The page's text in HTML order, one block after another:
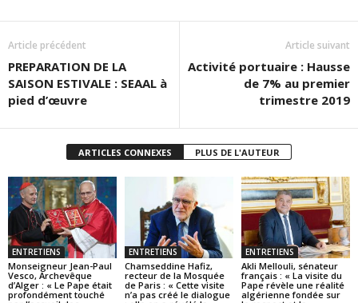
Article précédent
PREPARATION DE LA
SAISON ESTIVALE : SEAAL à
pied d’œuvre
Article suivant
Activité portuaire : Hausse
de 7% au premier
trimestre 2019
ARTICLES CONNEXES PLUS DE L'AUTEUR
ENTRETIENS
Monseigneur Jean-Paul
Vesco, Archevêque
d’Alger : « Le Pape était
profondément touché
ENTRETIENS
Chamseddine Hafiz,
recteur de la Mosquée
de Paris : « Cette visite
n’a pas créé le dialogue
ENTRETIENS
Akli Mellouli, sénateur
français : « La visite du
Pape révèle une réalité
algérienne fondée sur